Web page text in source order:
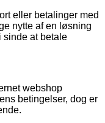
eller betalinger med
nytte af en løsning
sinde at betale
webshop
betingelser, dog er